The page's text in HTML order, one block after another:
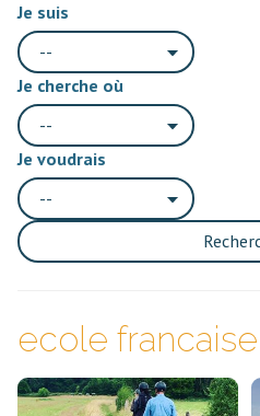
Je suis
--
Je cherche où
--
Je voudrais
--
ecole